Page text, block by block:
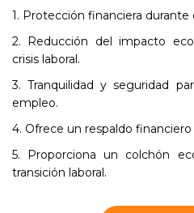
1. Protección financiera durante
2. Reducción del impacto
crisis laboral.
3. Tranquilidad y seguridad
empleo.
4. Ofrece un respaldo
5. Proporciona un colchón
transición laboral.